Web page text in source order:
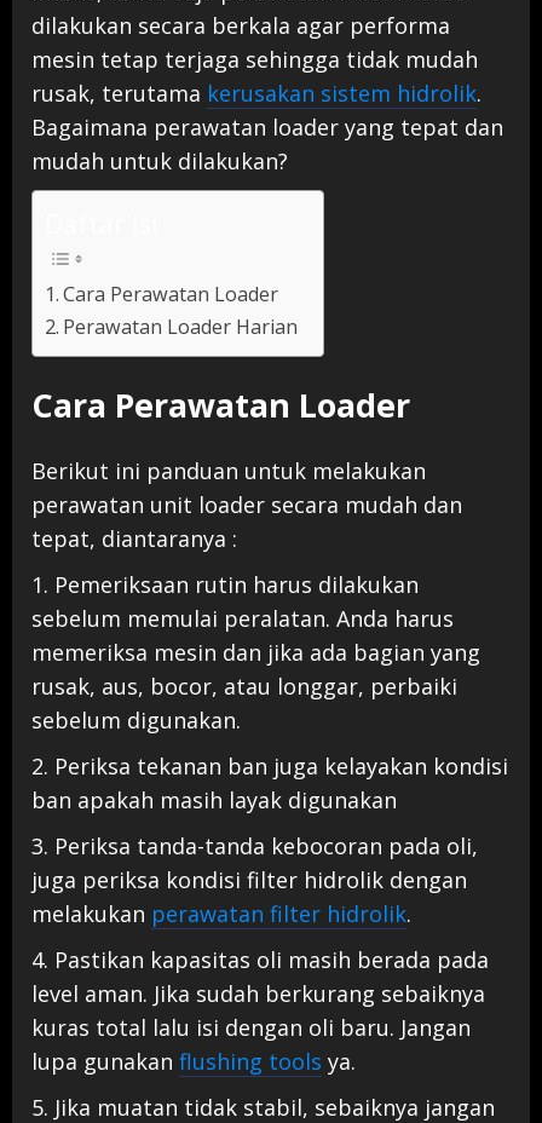
dilakukan secara berkala agar performa
mesin tetap terjaga sehingga tidak mudah
rusak, terutama kerusakan sistem hidrolik.
Bagaimana perawatan loader yang tepat dan
mudah untuk dilakukan?
Cara Perawatan Loader
Perawatan Loader Harian
Cara Perawatan Loader
Berikut ini panduan untuk melakukan
perawatan unit loader secara mudah dan
tepat, diantaranya :
1. Pemeriksaan rutin harus dilakukan
sebelum memulai peralatan. Anda harus
memeriksa mesin dan jika ada bagian yang
rusak, aus, bocor, atau longgar, perbaiki
sebelum digunakan.
2. Periksa tekanan ban juga kelayakan kondisi
ban apakah masih layak digunakan
3. Periksa tanda-tanda kebocoran pada oli,
juga periksa kondisi filter hidrolik dengan
melakukan perawatan filter hidrolik.
4. Pastikan kapasitas oli masih berada pada
level aman. Jika sudah berkurang sebaiknya
kuras total lalu isi dengan oli baru. Jangan
lupa gunakan flushing tools ya.
5. Jika muatan tidak stabil, sebaiknya jangan